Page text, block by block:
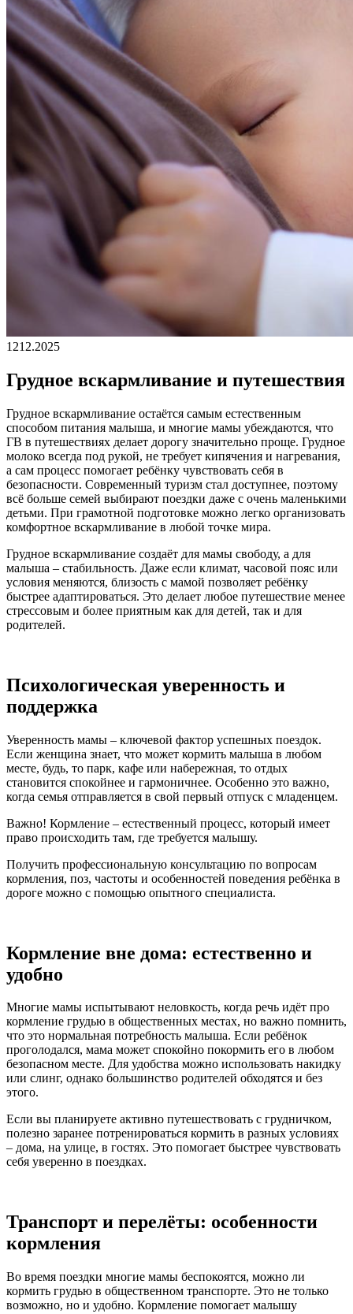
1212.2025
Грудное вскармливание и путешествия
Грудное вскармливание остаётся самым естественным
способом питания малыша, и многие мамы убеждаются, что
ГВ в путешествиях делает дорогу значительно проще. Грудное
молоко всегда под рукой, не требует кипячения и нагревания,
а сам процесс помогает ребёнку чувствовать себя в
безопасности. Современный туризм стал доступнее, поэтому
всё больше семей выбирают поездки даже с очень маленькими
детьми. При грамотной подготовке можно легко организовать
комфортное вскармливание в любой точке мира.
Грудное вскармливание создаёт для мамы свободу, а для
малыша – стабильность. Даже если климат, часовой пояс или
условия меняются, близость с мамой позволяет ребёнку
быстрее адаптироваться. Это делает любое путешествие менее
стрессовым и более приятным как для детей, так и для
родителей.
Психологическая уверенность и
поддержка
Уверенность мамы – ключевой фактор успешных поездок.
Если женщина знает, что может кормить малыша в любом
месте, будь, то парк, кафе или набережная, то отдых
становится спокойнее и гармоничнее. Особенно это важно,
когда семья отправляется в свой первый отпуск с младенцем.
Важно! Кормление – естественный процесс, который имеет
право происходить там, где требуется малышу.
Получить профессиональную консультацию по вопросам
кормления, поз, частоты и особенностей поведения ребёнка в
дороге можно с помощью опытного специалиста.
Кормление вне дома: естественно и
удобно
Многие мамы испытывают неловкость, когда речь идёт про
кормление грудью в общественных местах, но важно помнить,
что это нормальная потребность малыша. Если ребёнок
проголодался, мама может спокойно покормить его в любом
безопасном месте. Для удобства можно использовать накидку
или слинг, однако большинство родителей обходятся и без
этого.
Если вы планируете активно путешествовать с грудничком,
полезно заранее потренироваться кормить в разных условиях
– дома, на улице, в гостях. Это помогает быстрее чувствовать
себя уверенно в поездках.
Транспорт и перелёты: особенности
кормления
Во время поездки многие мамы беспокоятся, можно ли
кормить грудью в общественном транспорте. Это не только
возможно, но и удобно. Кормление помогает малышу